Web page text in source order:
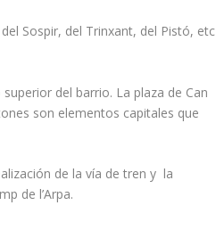
Sospir, del Trinxant, del Pistó, etc
del barrio. La plaza de Can
son elementos capitales que
de la vía de tren y la
de l’Arpa.